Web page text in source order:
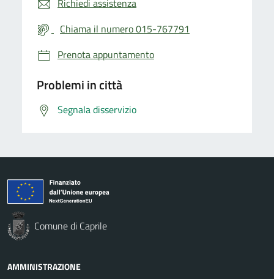
Chiama il numero 015-767791
Prenota appuntamento
Problemi in città
Segnala disservizio
Comune di Caprile
AMMINISTRAZIONE